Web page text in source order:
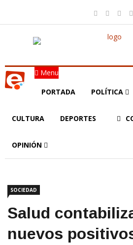
Menu
PORTADA POLÍTICA
CULTURA DEPORTES
OPINIÓN
SOCIEDAD
Salud
nuevos